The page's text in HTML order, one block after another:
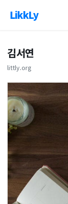
LikkLy
김서연
littly.org